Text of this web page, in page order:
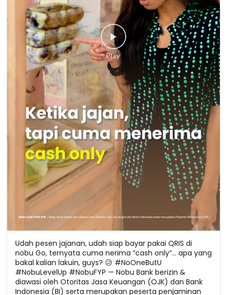
Udah pesen jajanan, udah siap bayar pakai QRIS di
nobu Go, ternyata cuma nerima “cash only”... apa yang
bakal kalian lakuin, guys? 😥 #NoOneButU
#NobuLevelUp #NobuFYP — Nobu Bank berizin &
diawasi oleh Otoritas Jasa Keuangan (OJK) dan Bank
Indonesia (BI) serta merupakan peserta penjaminan